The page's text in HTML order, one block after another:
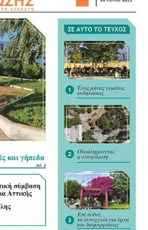
του ΔΙΚΕΠΑΖ,
την απαραίτητη κτηνιατρική
τα εγκαύματά του
για να ανακουφίσουν
στην περιοχή, τα πληρώματα
τροφής, συγκεντρώνοντάς τες
το οποίο υποδείχθηκε
δυνάμεις.